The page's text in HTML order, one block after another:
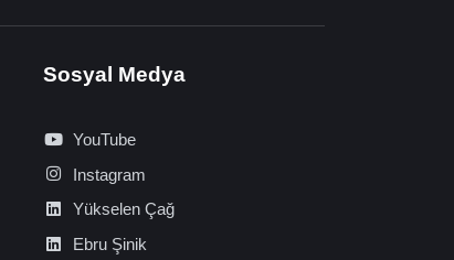
Sosyal Medya
YouTube
Instagram
Yükselen Çağ
Ebru Şinik